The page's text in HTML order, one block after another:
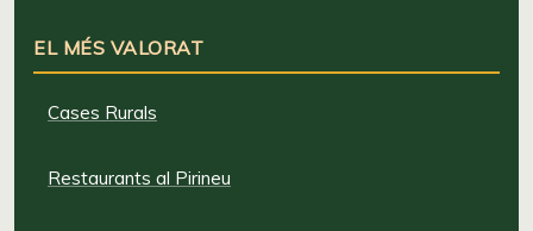
EL MÉS VALORAT
Cases Rurals
Restaurants al Pirineu